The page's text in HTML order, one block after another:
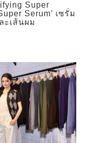
Super
Serum’ เซรั่ม
ะเส้นผม